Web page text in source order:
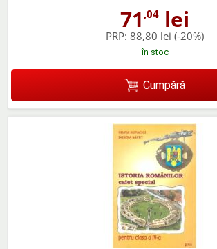
71 ,04 lei
PRP: 88,80 lei (-20%)
în stoc
Cumpără